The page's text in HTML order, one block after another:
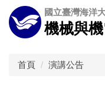
跳
到
主
國立臺灣海洋
機械與
首頁 演講公告